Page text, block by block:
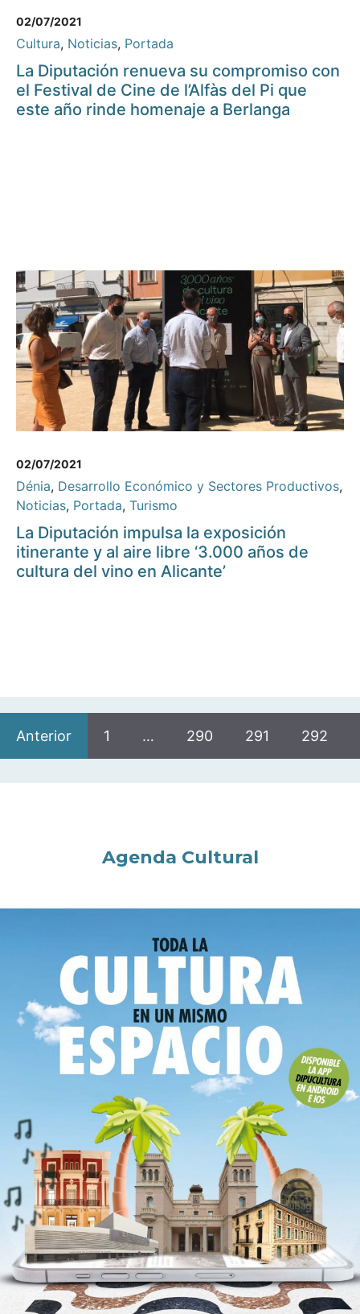
02/07/2021
Cultura, Noticias, Portada
La Diputación renueva su compromiso con
el Festival de Cine de l’Alfàs del Pi que
este año rinde homenaje a Berlanga
02/07/2021
Dénia, Desarrollo Económico y Sectores Productivos,
Noticias, Portada, Turismo
La Diputación impulsa la exposición
itinerante y al aire libre ‘3.000 años de
cultura del vino en Alicante’
Anterior 1 … 290 291 292
Agenda Cultural